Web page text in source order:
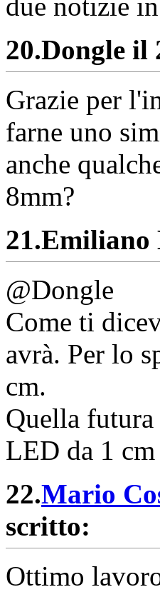
20.Dongle il
Grazie per
farne uno
anche
8mm?
21.Emiliano
@Dongle
Come ti
avrà. Per lo
cm.
Quella
LED da 1
22.Mario
scritto:
Ottimo